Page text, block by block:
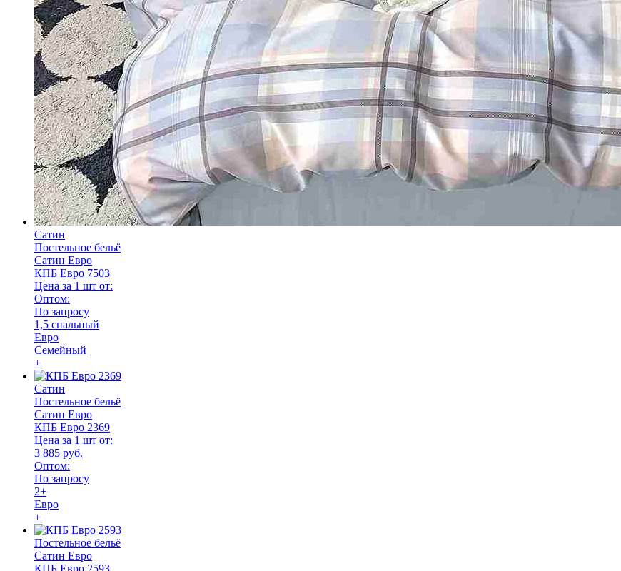
Сатин
Постельное бельё
Сатин Евро
КПБ Евро 7503
Цена за 1 шт от:
Оптом:
По запросу
1,5 спальный
Евро
Семейный
+
Сатин
Постельное бельё
Сатин Евро
КПБ Евро 2369
Цена за 1 шт от:
3 885 руб.
Оптом:
По запросу
2+
Евро
+
Постельное бельё
Сатин Евро
КПБ Евро 2593